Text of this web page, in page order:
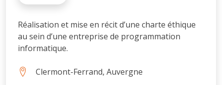
Réalisation et mise en récit d’une charte éthique
au sein d’une entreprise de programmation
informatique.
Clermont-Ferrand, Auvergne